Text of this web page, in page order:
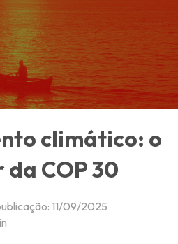
climático: o
COP 30
11/09/2025